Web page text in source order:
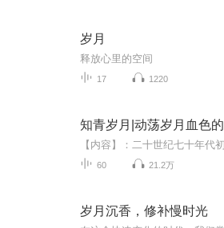
岁月
释放心里的空间
17 1220
知青岁月|动荡岁月血色的
60 21.2万
岁月沉香，修补慢时光